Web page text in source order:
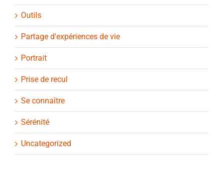
Outils
Partage d'expériences de vie
Portrait
Prise de recul
Se connaître
Sérénité
Uncategorized